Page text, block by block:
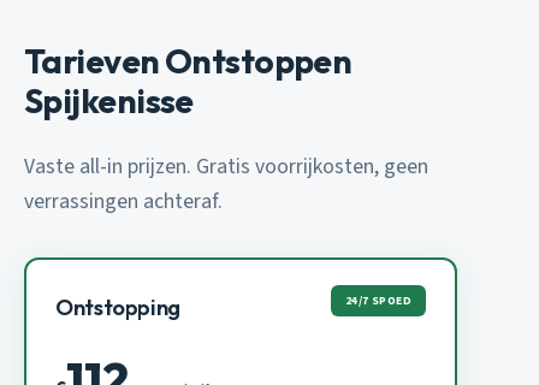
Tarieven Ontstoppen
Spijkenisse
Vaste all-in prijzen. Gratis voorrijkosten, geen
verrassingen achteraf.
Ontstopping 24/7 SPOED